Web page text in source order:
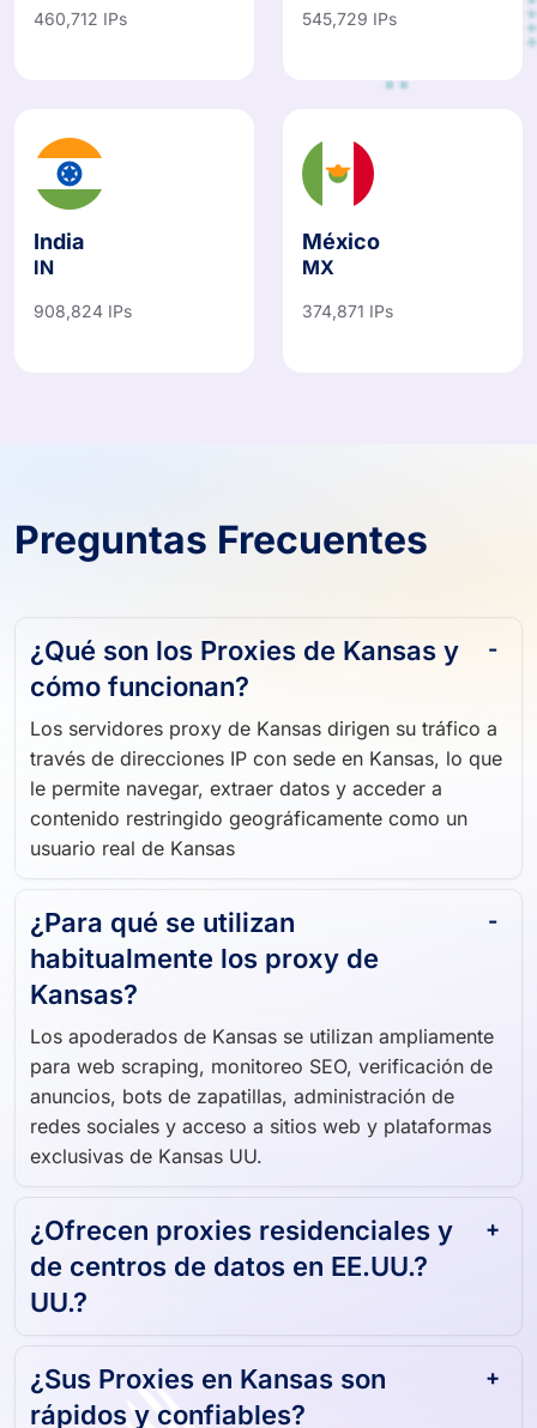
460,712 IPs 545,729 IPs
India
IN
908,824 IPs
México
MX
374,871 IPs
Preguntas Frecuentes
¿Qué son los Proxies de Kansas y
cómo funcionan?
Los servidores proxy de Kansas dirigen su tráfico a
través de direcciones IP con sede en Kansas, lo que
le permite navegar, extraer datos y acceder a
contenido restringido geográficamente como un
usuario real de Kansas
¿Para qué se utilizan
habitualmente los proxy de
Kansas?
Los apoderados de Kansas se utilizan ampliamente
para web scraping, monitoreo SEO, verificación de
anuncios, bots de zapatillas, administración de
redes sociales y acceso a sitios web y plataformas
exclusivas de Kansas UU.
¿Ofrecen proxies residenciales y
de centros de datos en EE.UU.?
UU.?
¿Sus Proxies en Kansas son
rápidos y confiables?